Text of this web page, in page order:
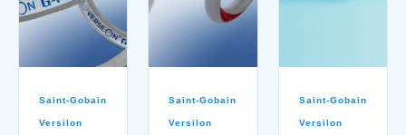
Saint-Gobain
Versilon
Saint-Gobain
Versilon
Saint-Gobain
Versilon